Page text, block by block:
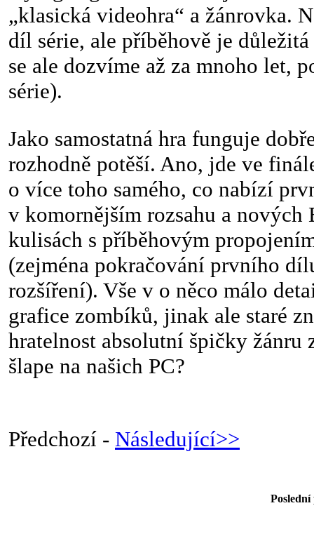
„klasická videohra“ a žánrovka.
díl série, ale příběhově je
se ale dozvíme až za mnoho let,
série).
Jako samostatná hra funguje
rozhodně potěší. Ano, jde ve
o více toho samého, co nabízí
v komornějším rozsahu a nových
kulisách s příběhovým
(zejména pokračování prvního
rozšíření). Vše v o něco málo
grafice zombíků, jinak ale staré
hratelnost absolutní špičky žánru
šlape na našich PC?
Předchozí - Následující>>